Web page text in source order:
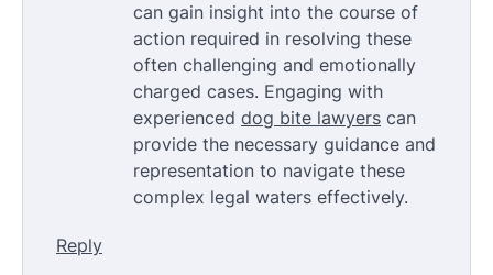
can gain insight into the course of
action required in resolving these
often challenging and emotionally
charged cases. Engaging with
experienced dog bite lawyers can
provide the necessary guidance and
representation to navigate these
complex legal waters effectively.
Reply